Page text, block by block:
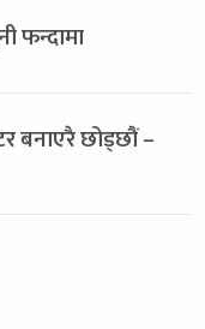
फन्दामा
बनाएरै छोड्छौं –